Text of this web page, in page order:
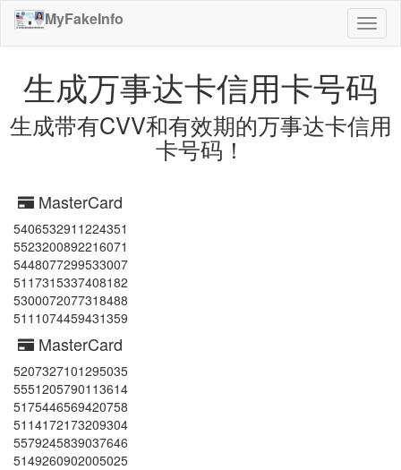
切
换
航
MyFakeInfo
生成万事达卡信用卡号码
生成带有CVV和有效期的万事达卡信用
卡号码！
MasterCard
5406532911224351
5523200892216071
5448077299533007
5117315337408182
5300072077318488
5111074459431359
MasterCard
5207327101295035
5551205790113614
5175446569420758
5114172173209304
5579245839037646
5149260902005025